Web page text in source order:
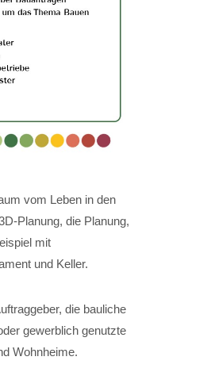
vom Leben in den
Planung, die Planung,
mit
und Keller.
die bauliche
gewerblich genutzte
Wohnheime.